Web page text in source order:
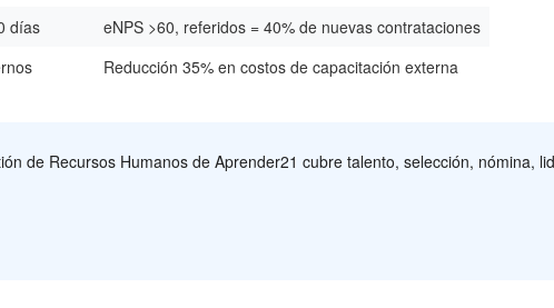
días
eNPS >60, referidos = 40% de nuevas contrataciones
Reducción 35% en costos de capacitación externa
de Recursos Humanos de Aprender21 cubre talento, selección, nómina,